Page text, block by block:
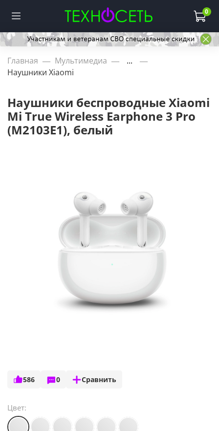
0
Главная Мультимедиа
...
Наушники Xiaomi
Наушники беспроводные Xiaomi
Mi True Wireless Earphone 3 Pro
(M2103E1), белый
586 0 Сравнить
Цвет: